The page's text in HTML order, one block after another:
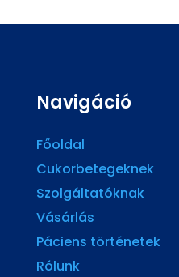
Navigáció
Főoldal
Cukorbetegeknek
Szolgáltatóknak
Vásárlás
Páciens történetek
Rólunk